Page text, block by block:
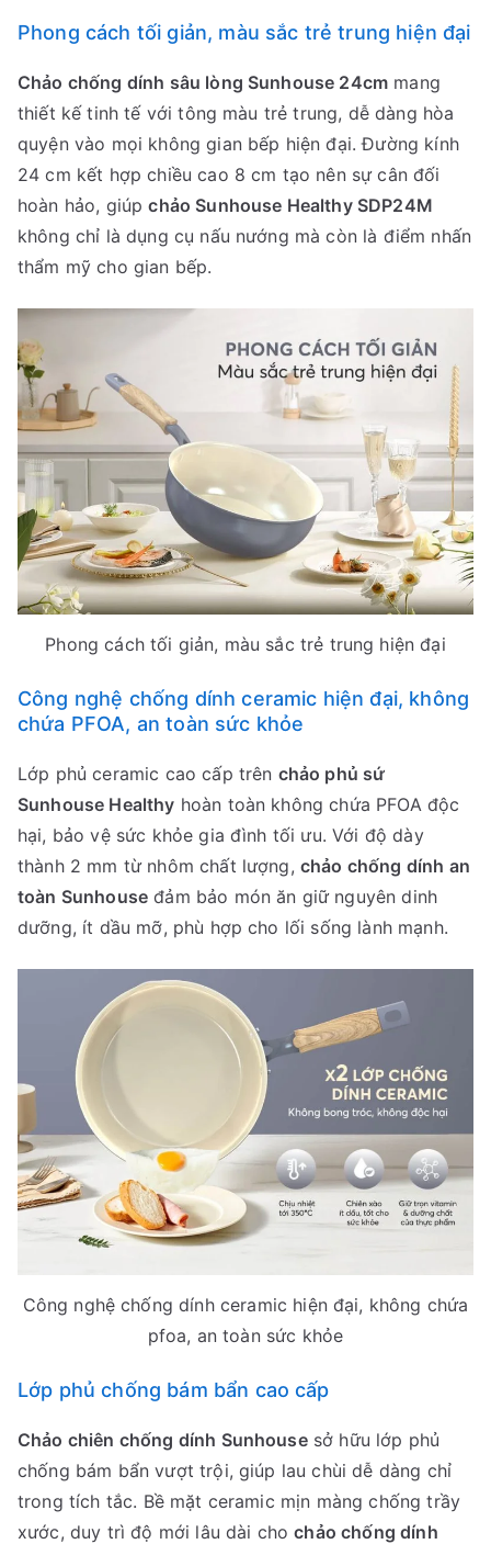
Phong cách tối giản, màu sắc trẻ trung hiện đại
Chảo chống dính sâu lòng Sunhouse 24cm mang
thiết kế tinh tế với tông màu trẻ trung, dễ dàng hòa
quyện vào mọi không gian bếp hiện đại. Đường kính
24 cm kết hợp chiều cao 8 cm tạo nên sự cân đối
hoàn hảo, giúpchảo Sunhouse Healthy SDP24M
không chỉ là dụng cụ nấu nướng mà còn là điểm nhấn
thẩm mỹ cho gian bếp.
Phong cách tối giản, màu sắc trẻ trung hiện đại
Công nghệ chống dính ceramic hiện đại, không
chứa PFOA, an toàn sức khỏe
Lớp phủ ceramic cao cấp trên chảo phủ sứ
Sunhouse Healthy hoàn toàn không chứa PFOA độc
hại, bảo vệ sức khỏe gia đình tối ưu. Với độ dày
thành 2 mm từ nhôm chất lượng, chảo chống dính an
toàn Sunhouse đảm bảo món ăn giữ nguyên dinh
dưỡng, ít dầu mỡ, phù hợp cho lối sống lành mạnh.
Công nghệ chống dính ceramic hiện đại, không chứa
pfoa, an toàn sức khỏe
Lớp phủ chống bám bẩn cao cấp
Chảo chiên chống dính Sunhousesở hữu lớp phủ
chống bám bẩn vượt trội, giúp lau chùi dễ dàng chỉ
trong tích tắc. Bề mặt ceramic mịn màng chống trầy
xước, duy trì độ mới lâu dài chochảo chống dính